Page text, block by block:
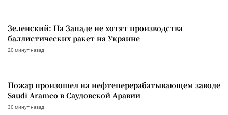
Зеленский: На Западе не хотят производства
баллистических ракет на Украине
20 минут назад
Пожар произошел на нефтеперерабатывающем заводе
Saudi Aramco в Саудовской Аравии
30 минут назад